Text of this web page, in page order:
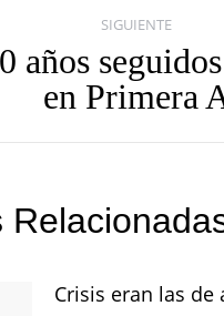
SIGUIENTE
años
en Primera
Crisis eran las de